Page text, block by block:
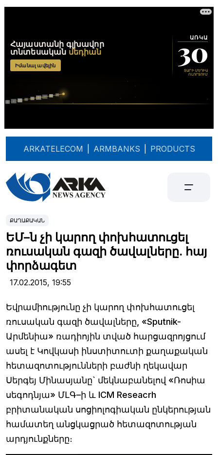
ARKATELECOM ARMBANKS PRODUCTS
ՔԱՂԱՔԱԿԱՆ
ԵՄ–ն չի կարող փոխհատուցել
ռուսական գազի ծավալները. հայ
փորձագետ
17.02.2015, 19:55
Եվրամիությունը չի կարող փոխհատուցել
ռուսական գազի ծավալները, «Sputnik-
Արմենիա» ռադիոյին տված հարցազրոյցում
ասել է Կովկասի ինստիտուտի քաղաքական
հետազոտությունների բաժնի ղեկավար
Սերգեյ Մինասյանը` մեկնաբանելով «Ռոսիա
սեգոդնյա» ՄԼԳ–ի և ICM Reseacrh
բրիտանական սոցիոլոգիական ընկերության
համատեղ անցկացրած հետազոտության
արդյունքները։